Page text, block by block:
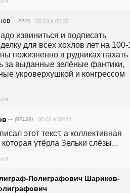
— (993) 05.03 в 00:35
извиниться и подписать
для всех хохлов лет на
пожизненно в рудниках пахать
за выданные зелёные фантики,
укроверхушкой и конгрессом
— (67128) 05.03 в 00:24
этот текст, а коллективная
утёрла Зельки слёзы...
Полиграфович Шариков-